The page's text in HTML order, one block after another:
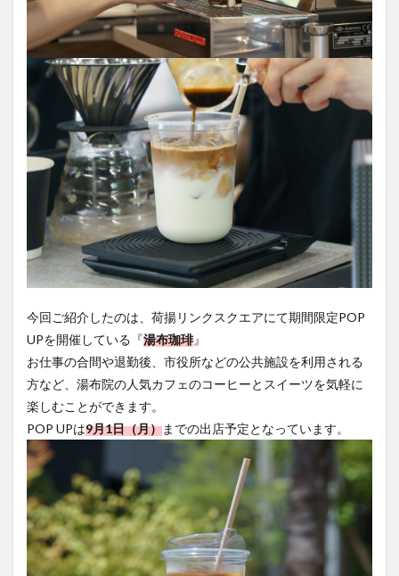
今回ご紹介したのは、荷揚リンクスクエアにて期間限定POP
UPを開催している『湯布珈琲』
お仕事の合間や退勤後、市役所などの公共施設を利用される
方など、湯布院の人気カフェのコーヒーとスイーツを気軽に
楽しむことができます。
POP UPは9月1日（月）までの出店予定となっています。